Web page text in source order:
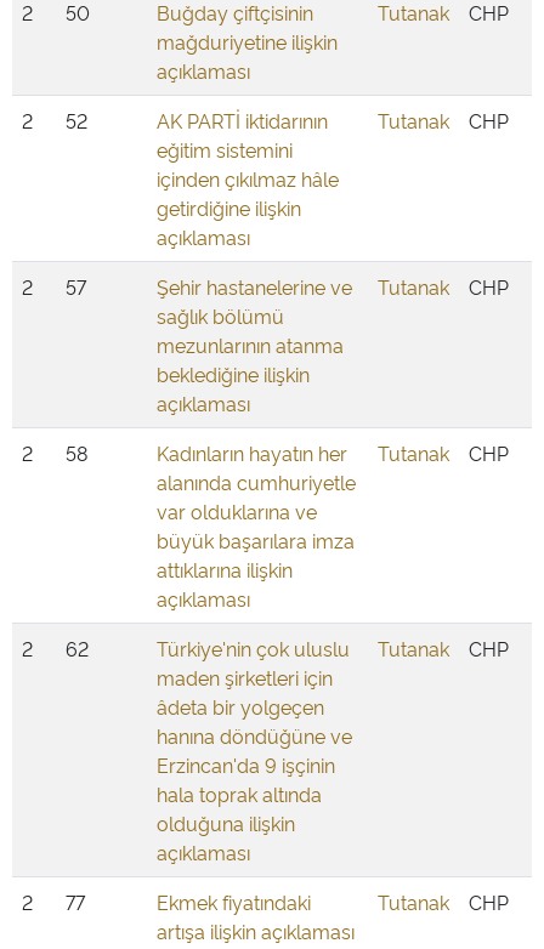
2 50
Buğday çiftçisinin
mağduriyetine ilişkin
açıklaması
Tutanak CHP
2 52
AK PARTİ iktidarının
eğitim sistemini
içinden çıkılmaz hâle
getirdiğine ilişkin
açıklaması
Tutanak CHP
2 57
Şehir hastanelerine ve
sağlık bölümü
mezunlarının atanma
beklediğine ilişkin
açıklaması
Tutanak CHP
2 58
Kadınların hayatın her
alanında cumhuriyetle
var olduklarına ve
büyük başarılara imza
attıklarına ilişkin
açıklaması
Tutanak CHP
2 62
Türkiye'nin çok uluslu
maden şirketleri için
âdeta bir yolgeçen
hanına döndüğüne ve
Erzincan'da 9 işçinin
hala toprak altında
olduğuna ilişkin
açıklaması
Tutanak CHP
2 77
Ekmek fiyatındaki
artışa ilişkin açıklaması
Tutanak CHP